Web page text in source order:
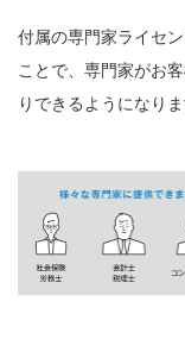
付属の専門家ライセ
ことで、専門家がお
りできるようになりま